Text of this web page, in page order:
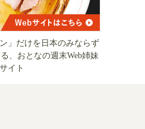
」だけを日本のみならず
、おとなの週末Web姉妹
サイト